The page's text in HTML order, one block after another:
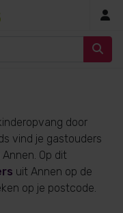
door
vind je gastouders
Op dit
uit Annen op de
op je postcode.